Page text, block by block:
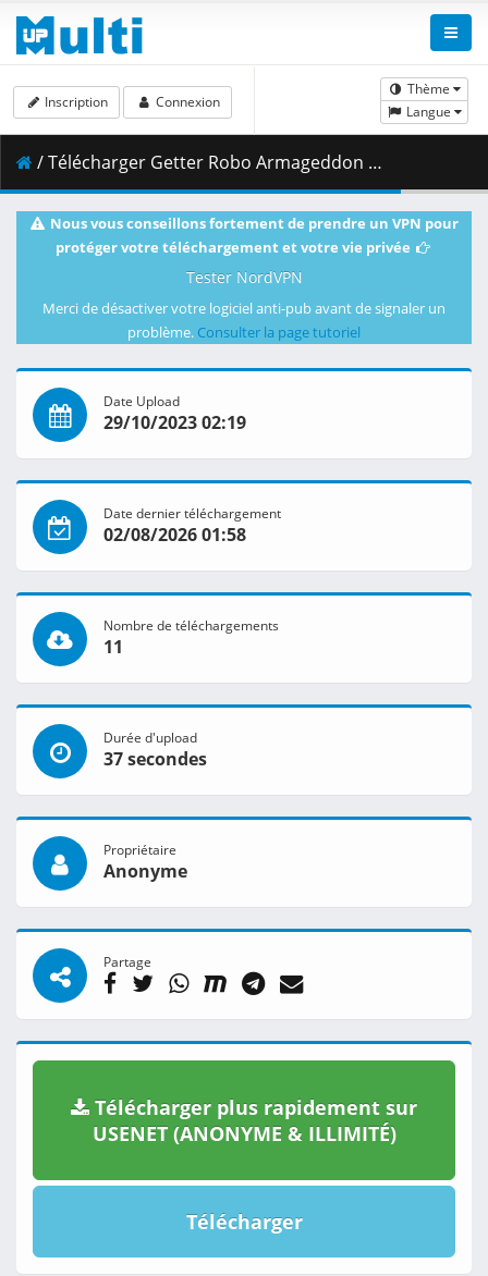
Thème
Langue
Inscription Connexion
/ Télécharger Getter Robo Armageddon - 02.mkv.002 ( 494.47 MB )
Nous vous conseillons fortement de prendre un VPN pour
protéger votre téléchargement et votre vie privée
Tester NordVPN
Merci de désactiver votre logiciel anti-pub avant de signaler un
problème. Consulter la page tutoriel
Date Upload
29/10/2023 02:19
Date dernier téléchargement
02/08/2026 01:58
Nombre de téléchargements
11
Durée d'upload
37 secondes
Propriétaire
Anonyme
Partage
Télécharger plus rapidement sur
USENET (ANONYME & ILLIMITÉ)
Télécharger